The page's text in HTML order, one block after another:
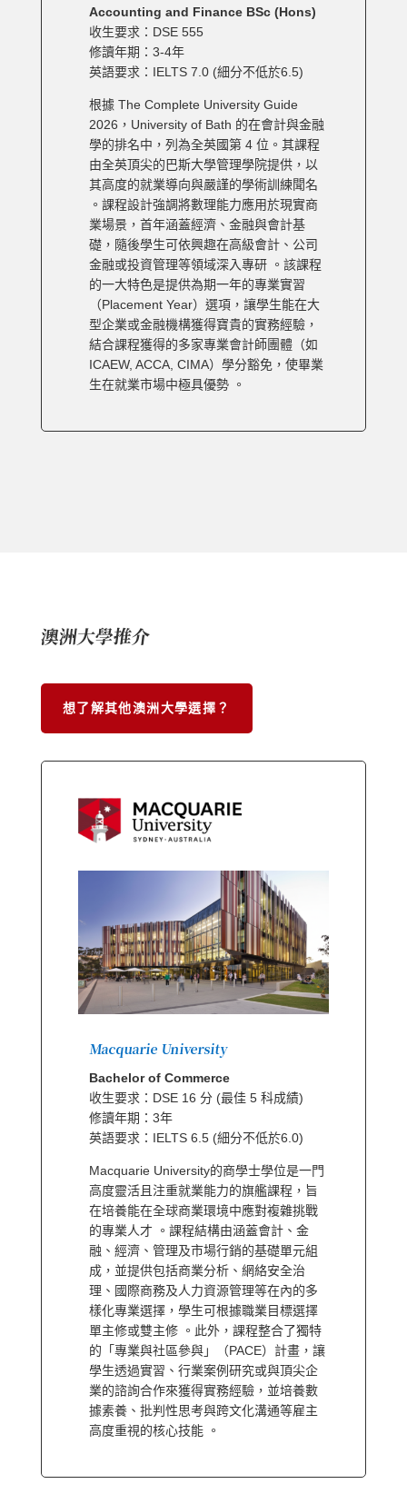
Accounting and Finance BSc (Hons)
收生要求：DSE 555
修讀年期：3-4年
英語要求：IELTS 7.0 (細分不低於6.5)
根據 The Complete University Guide
2026，University of Bath 的在會計與金融
學的排名中，列為全英國第 4 位。其課程
由全英頂尖的巴斯大學管理學院提供，以
其高度的就業導向與嚴謹的學術訓練聞名
。課程設計強調將數理能力應用於現實商
業場景，首年涵蓋經濟、金融與會計基
礎，隨後學生可依興趣在高級會計、公司
金融或投資管理等領域深入專研 。該課程
的一大特色是提供為期一年的專業實習
（Placement Year）選項，讓學生能在大
型企業或金融機構獲得寶貴的實務經驗，
結合課程獲得的多家專業會計師團體（如
ICAEW, ACCA, CIMA）學分豁免，使畢業
生在就業市場中極具優勢 。
澳洲大學推介
想了解其他澳洲大學選擇？
Macquarie University
Bachelor of Commerce
收生要求：DSE 16 分 (最佳 5 科成績)
修讀年期：3年
英語要求：IELTS 6.5 (細分不低於6.0)
Macquarie University的商學士學位是一門
高度靈活且注重就業能力的旗艦課程，旨
在培養能在全球商業環境中應對複雜挑戰
的專業人才 。課程結構由涵蓋會計、金
融、經濟、管理及市場行銷的基礎單元組
成，並提供包括商業分析、網絡安全治
理、國際商務及人力資源管理等在內的多
樣化專業選擇，學生可根據職業目標選擇
單主修或雙主修 。此外，課程整合了獨特
的「專業與社區參與」（PACE）計畫，讓
學生透過實習、行業案例研究或與頂尖企
業的諮詢合作來獲得實務經驗，並培養數
據素養、批判性思考與跨文化溝通等雇主
高度重視的核心技能 。